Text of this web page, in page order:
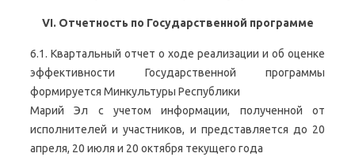
VI. Отчетность по Государственной программе
6.1. Квартальный отчет о ходе реализации и об оценке
эффективности Государственной программы
формируется Минкультуры Республики
Марий Эл с учетом информации, полученной от
исполнителей и участников, и представляется до 20
апреля, 20 июля и 20 октября текущего года